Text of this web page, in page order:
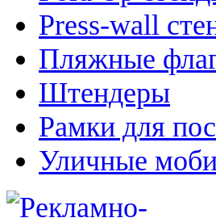
Press-wall
Пляжные
Штендеры
Рамки для
Уличные